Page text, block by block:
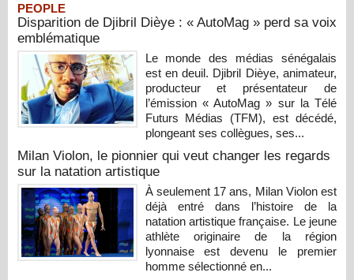
PEOPLE
Disparition de Djibril Dièye : « AutoMag » perd sa voix
emblématique
Le monde des médias sénégalais
est en deuil. Djibril Dièye, animateur,
producteur et présentateur de
l’émission « AutoMag » sur la Télé
Futurs Médias (TFM), est décédé,
plongeant ses collègues, ses...
Milan Violon, le pionnier qui veut changer les regards
sur la natation artistique
À seulement 17 ans, Milan Violon est
déjà entré dans l’histoire de la
natation artistique française. Le jeune
athlète originaire de la région
lyonnaise est devenu le premier
homme sélectionné en...